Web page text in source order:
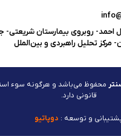
احمد- روبروی بیمارستان
مرکز تحلیل راهبردی و بین‌الملل
محفوظ می‌باشد و هرگونه سوء
قانونی دارد.
و توسعه : دوپاتیو